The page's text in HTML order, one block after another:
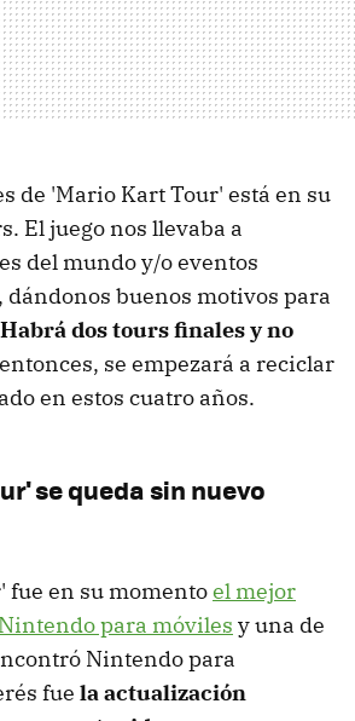
de 'Mario Kart Tour' está en su
El juego nos llevaba a
del mundo y/o eventos
buenos motivos para
Habrá dos tours finales y no
se empezará a reciclar
en estos cuatro años.
se queda sin nuevo
fue en su momentoel mejor
para móviles y una de
Nintendo para
fue la actualización